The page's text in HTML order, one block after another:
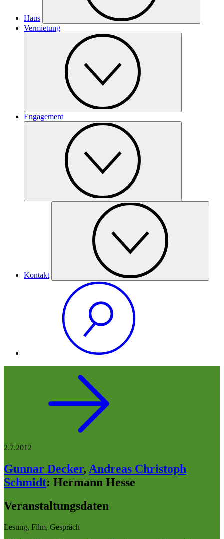
Haus
Vermietung
Engagement
Kontakt
2.7.2012
Gunnar Decker, Andreas Christoph
Schmidt: Hermann Hesse
Veranstaltungsdaten
Lesung, Film, Gespräch